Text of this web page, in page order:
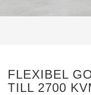
FLEXIBEL
TILL 2700